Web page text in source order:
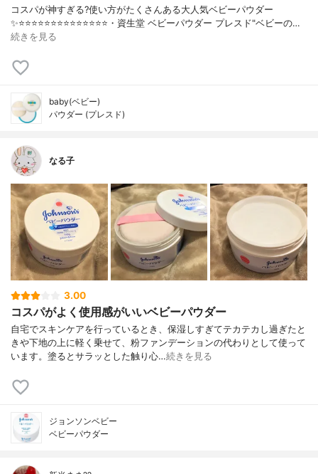
コスパが神すぎる?使い方がたくさんある大人気ベビーパウダー
✨⭐️⭐️⭐️⭐️⭐️⭐️⭐️⭐️⭐️⭐️⭐️⭐️⭐️⭐️・資生堂 ベビーパウダー プレスド"ベビーの…
続きを見る
baby(ベビー)
パウダー (プレスド)
なる子
3.00
コスパがよく使用感がいいベビーパウダー
自宅でスキンケアを行っているとき、保湿しすぎてテカテカし過ぎたと
きや下地の上に軽く乗せて、粉ファンデーションの代わりとして使って
います。塗るとサラッとした触り心…続きを見る
ジョンソンベビー
ベビーパウダー